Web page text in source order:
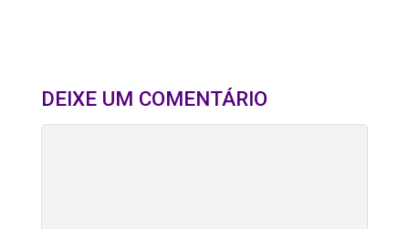
DEIXE UM COMENTÁRIO